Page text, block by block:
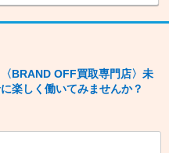
〈BRAND OFF買取専門店〉未
楽しく働いてみませんか？